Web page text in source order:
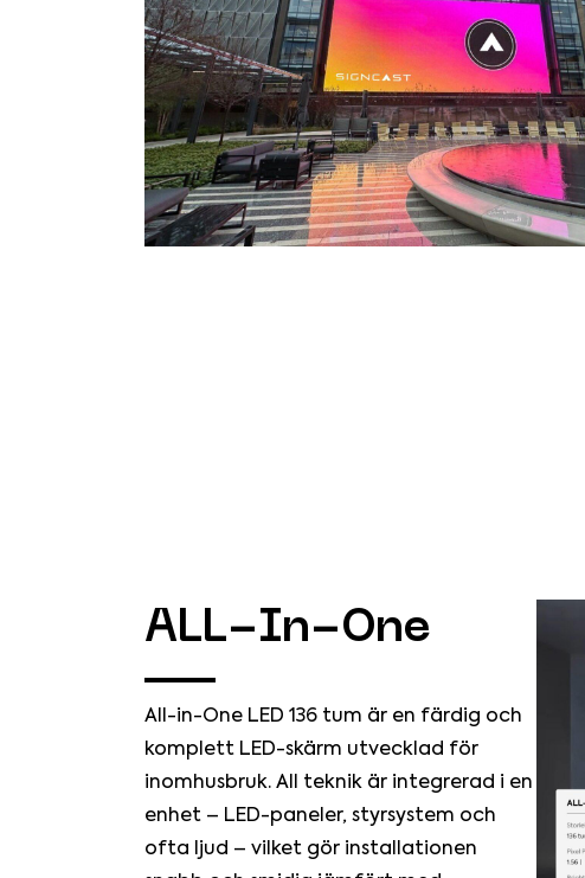
ALL-In-One
All-in-One LED 136 tum är en färdig och
komplett LED-skärm utvecklad för
inomhusbruk. All teknik är integrerad i en
enhet – LED-paneler, styrsystem och
ofta ljud – vilket gör installationen